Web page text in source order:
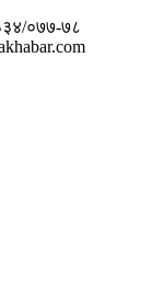
०७७-७८